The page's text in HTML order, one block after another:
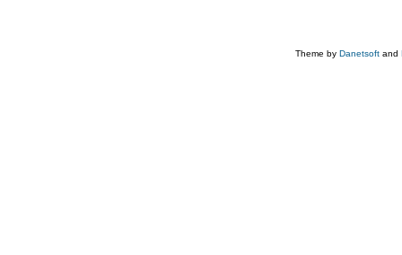
Theme by Danetsoft and